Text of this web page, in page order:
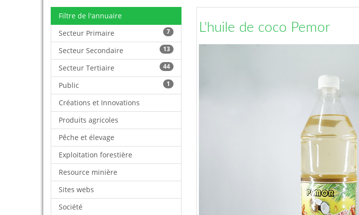
Filtre de l'annuaire
7
Secteur Primaire
13
Secteur Secondaire
44
Secteur Tertiaire
1
Public
Créations et Innovations
Produits agricoles
Pêche et élevage
Exploitation forestière
Resource minière
Sites webs
Société
L'huile de coco Pemor